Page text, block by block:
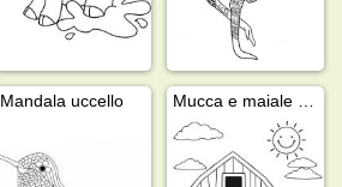
Mandala uccello